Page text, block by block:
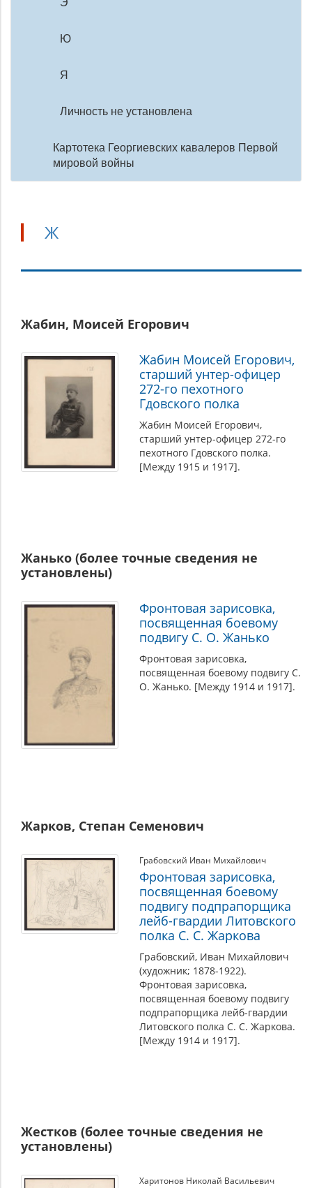
Ю
Я
Личность не установлена
Картотека Георгиевских кавалеров Первой
мировой войны
Ж
Жабин, Моисей Егорович
Жабин Моисей Егорович,
старший унтер-офицер
272-го пехотного
Гдовского полка
Жабин Моисей Егорович,
старший унтер-офицер 272-го
пехотного Гдовского полка.
[Между 1915 и 1917].
Жанько (более точные сведения не
установлены)
Фронтовая зарисовка,
посвященная боевому
подвигу С. О. Жанько
Фронтовая зарисовка,
посвященная боевому подвигу С.
О. Жанько. [Между 1914 и 1917].
Жарков, Степан Семенович
Грабовский Иван Михайлович
Фронтовая зарисовка,
посвященная боевому
подвигу подпрапорщика
лейб-гвардии Литовского
полка С. С. Жаркова
Грабовский, Иван Михайлович
(художник; 1878-1922).
Фронтовая зарисовка,
посвященная боевому подвигу
подпрапорщика лейб-гвардии
Литовского полка С. С. Жаркова.
[Между 1914 и 1917].
Жестков (более точные сведения не
установлены)
Харитонов Николай Васильевич